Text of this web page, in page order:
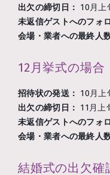
出欠の締切日： 10月上
未返信ゲストへのフォ
会場・業者への最終人
12月挙式の場合
招待状の発送： 10月上
出欠の締切日： 11月上
未返信ゲストへのフォ
会場・業者への最終人
結婚式の出欠確